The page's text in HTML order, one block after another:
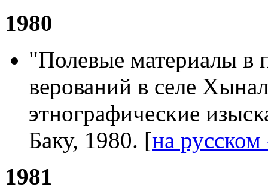
1980
"Полевые материалы в
верований в селе
этнографические
Баку, 1980. [на
1981